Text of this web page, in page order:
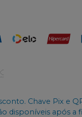
Chave Pix e
disponíveis após a